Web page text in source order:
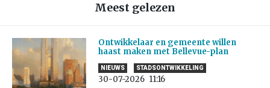
Meest gelezen
Ontwikkelaar en gemeente willen
haast maken met Bellevue-plan
NIEUWS STADSONTWIKKELING
30-07-2026 11:16